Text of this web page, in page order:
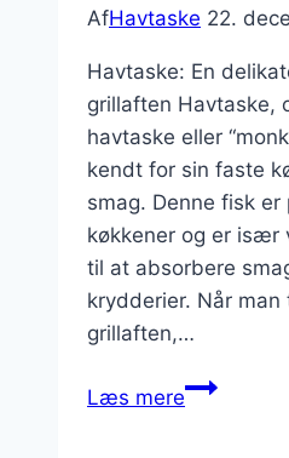
AfHavtaske 22.
Havtaske: En
grillaften Havtaske,
havtaske eller
kendt for sin faste
smag. Denne fisk
køkkener og er
til at absorbere
krydderier. Når
grillaften,…
Læs mereHavtaske